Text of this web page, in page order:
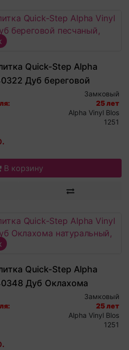
Quick-Step Alpha
Дуб береговой
ламинат
Замковый
25 лет
Alpha Vinyl Blos
1251
В корзину
Quick-Step Alpha
Дуб Оклахома
ламинат
Замковый
25 лет
Alpha Vinyl Blos
1251